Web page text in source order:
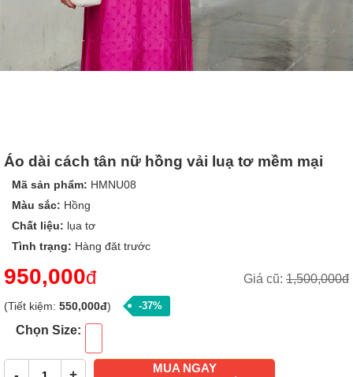
Áo dài cách tân nữ hồng vải luạ tơ mềm mại
Mã sản phẩm: HMNU08
Màu sắc: Hồng
Chất liệu: lụa tơ
Tình trạng: Hàng đăt trước
Giá cũ: 1,500,000đ
950,000đ
(Tiết kiệm: 550,000đ) -37%
Chọn Size:
MUA NGAY